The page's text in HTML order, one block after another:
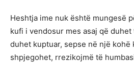
Heshtja ime nuk është mungesë
kufi i vendosur mes asaj që duhet
duhet kuptuar, sepse në një
shpjegohet, rrezikojmë të